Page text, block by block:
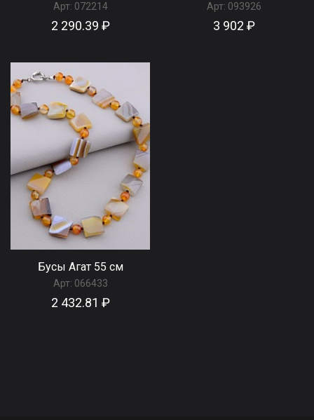
Арт: 072214
2 290.39 ₽
Арт: 093926
3 902 ₽
Бусы Агат 55 см
Арт: 066433
2 432.81 ₽